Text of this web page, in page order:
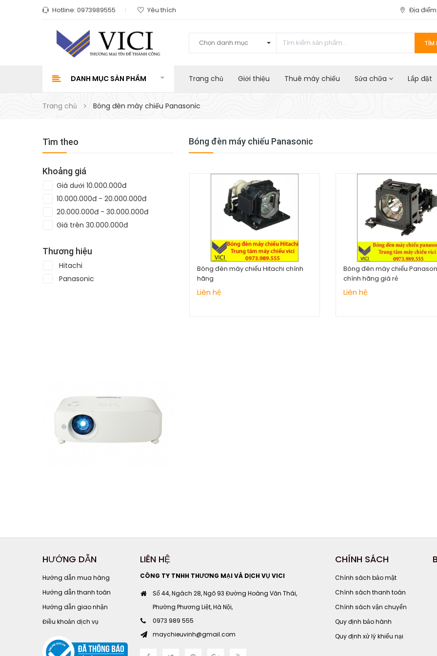
Hotline: 0973989555 Yêu thích Địa
Chọn danh mục TÌM
DANH MỤC SẢN PHẨM Trang chủ Giới thiệu Thuê máy chiếu Sửa chữa Lắp đặt
Trang chủ Bóng đèn máy chiếu Panasonic
Bóng đèn máy chiếu Panasonic
Bóng đèn máy chiếu Hitachi chính
hãng
Liên hệ
Bóng đèn máy chiếu
chính hãng giá rẻ
Liên hệ
Tìm theo
Khoảng giá
Giá dưới 10.000.000đ
10.000.000đ - 20.000.000đ
20.000.000đ - 30.000.000đ
Giá trên 30.000.000đ
Thương hiệu
Hitachi
Panasonic
HƯỚNG DẪN
Hướng dẫn mua hàng
Hướng dẫn thanh toán
Hướng dẫn giao nhận
Điều khoản dịch vụ
LIÊN HỆ
CÔNG TY TNHH THƯƠNG MẠI VÀ DỊCH VỤ VICI
Số 44, Ngách 28, Ngõ 93 Đường Hoàng Văn Thái,
Phường Phương Liệt, Hà Nội,
0973 989 555
maychieuvinh@gmail.com
CHÍNH SÁCH
Chính sách bảo mật
Chính sách thanh toán
Chính sách vận chuyển
Quy định bảo hành
Quy định xử lý khiếu nại